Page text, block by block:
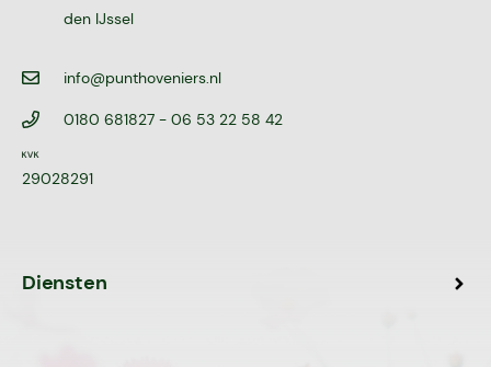
den IJssel
info@punthoveniers.nl
0180 681827 - 06 53 22 58 42
29028291
Diensten